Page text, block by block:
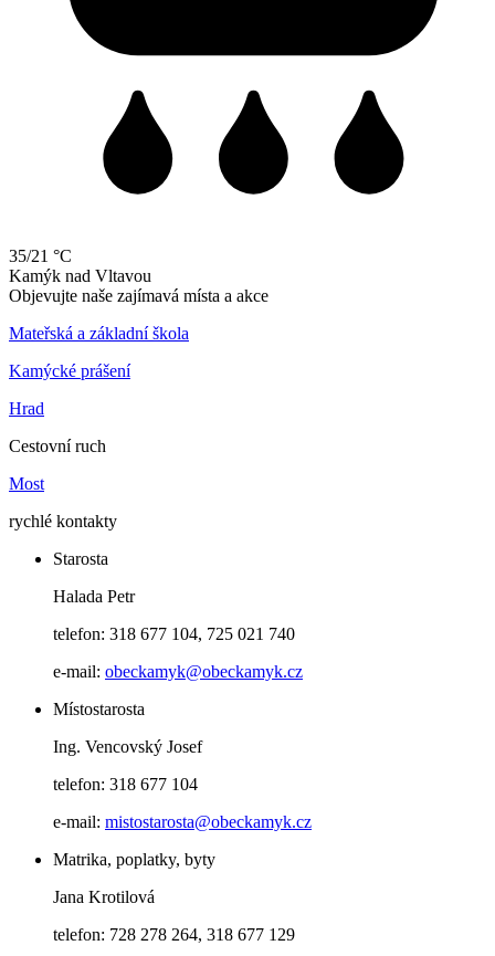
35/21 °C
Kamýk nad Vltavou
Objevujte naše zajímavá místa a akce
Mateřská a základní škola
Kamýcké prášení
Hrad
Cestovní ruch
Most
rychlé kontakty
Starosta
Halada Petr
telefon: 318 677 104, 725 021 740
e-mail: obeckamyk@obeckamyk.cz
Místostarosta
Ing. Vencovský Josef
telefon: 318 677 104
e-mail: mistostarosta@obeckamyk.cz
Matrika, poplatky, byty
Jana Krotilová
telefon: 728 278 264, 318 677 129